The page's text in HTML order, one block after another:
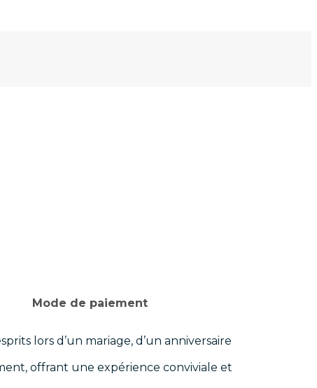
Mode de paiement
lors d’un mariage, d’un anniversaire
offrant une expérience conviviale et